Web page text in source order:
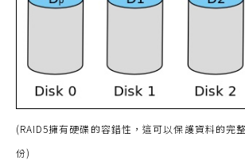
(RAID5擁有硬碟的容錯性，這可以保護資料的完
份)